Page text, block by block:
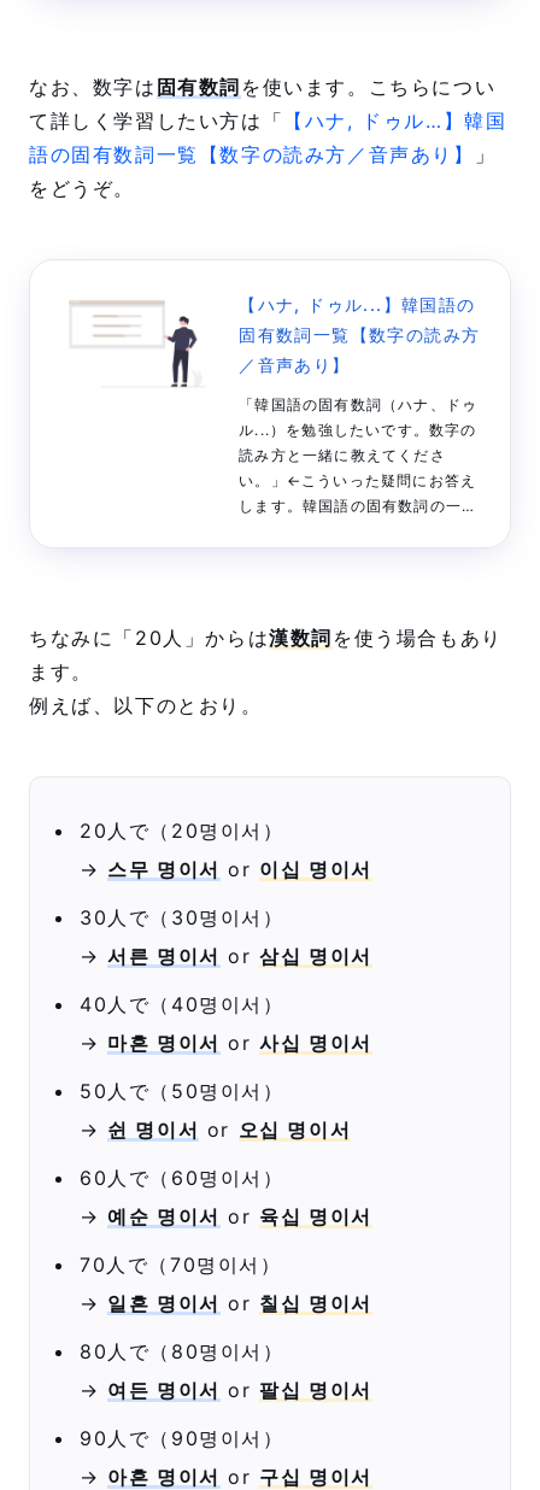
（〜人・〜名）を表すハングル1
人、2人、3人、4人、5人…のよう
に、人数を表す韓国語をまと...
なお、数字は 固有数詞 を使います。こちらについ
て詳しく学習したい方は「
【ハナ, ドゥル…】韓国
語の固有数詞一覧【数字の読み方／音声あり】
」
をどうぞ。
【ハナ, ドゥル...】韓国語の
固有数詞一覧【数字の読み方
／音声あり】
「韓国語の固有数詞（ハナ、ドゥ
ル...）を勉強したいです。数字の
読み方と一緒に教えてくださ
い。」←こういった疑問にお答え
します。韓国語の固有数詞の一覧
ちなみに「20人」からは漢数詞 を使う場合もあり
ます。
例えば、以下のとおり。
20人で（20명이서）
→ 스무 명이서 or 이십 명이서
30人で（30명이서）
→서른 명이서 or삼십 명이서
40人で（40명이서）
→ 마흔 명이서 or사십 명이서
50人で（50명이서）
→ 쉰 명이서 or 오십 명이서
60人で（60명이서）
→ 예순 명이서 or 육십 명이서
70人で（70명이서）
→ 일흔 명이서 or 칠십 명이서
80人で（80명이서）
→ 여든 명이서 or팔십 명이서
90人で（90명이서）
→ 아흔 명이서 or 구십 명이서